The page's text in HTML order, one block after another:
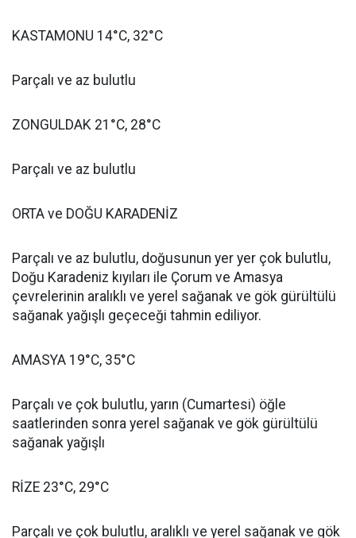
KASTAMONU 14°C, 32°C
Parçalı ve az bulutlu
ZONGULDAK 21°C, 28°C
Parçalı ve az bulutlu
ORTA ve DOĞU KARADENİZ
Parçalı ve az bulutlu, doğusunun yer yer çok bulutlu,
Doğu Karadeniz kıyıları ile Çorum ve Amasya
çevrelerinin aralıklı ve yerel sağanak ve gök gürültülü
sağanak yağışlı geçeceği tahmin ediliyor.
AMASYA 19°C, 35°C
Parçalı ve çok bulutlu, yarın (Cumartesi) öğle
saatlerinden sonra yerel sağanak ve gök gürültülü
sağanak yağışlı
RİZE 23°C, 29°C
Parçalı ve çok bulutlu, aralıklı ve yerel sağanak ve gök